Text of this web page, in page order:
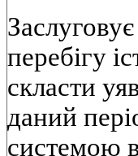
перебiгу
скласти
даний
системою